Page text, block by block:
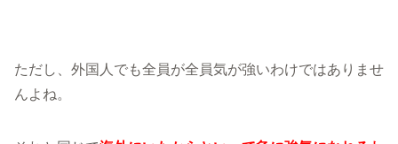
ただし、外国人でも全員が全員気が強いわけではありませ
んよね。